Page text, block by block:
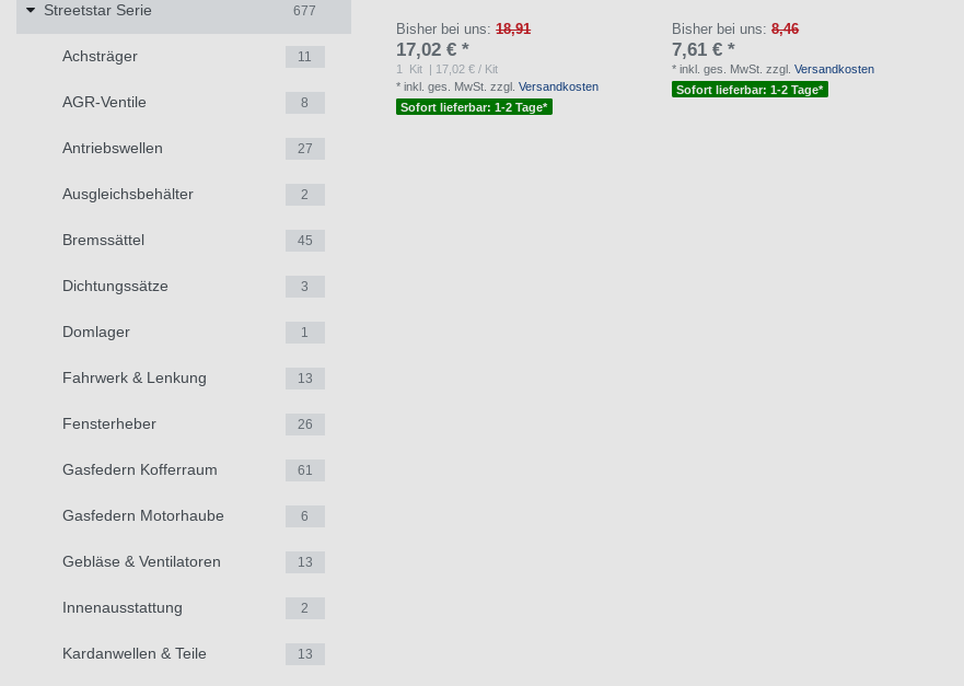
Streetstar Serie 677
Achsträger 11
AGR-Ventile 8
Antriebswellen 27
Ausgleichsbehälter 2
Bremssättel 45
Dichtungssätze 3
Domlager 1
Fahrwerk & Lenkung 13
Fensterheber 26
Gasfedern Kofferraum 61
Gasfedern Motorhaube 6
Gebläse & Ventilatoren 13
Innenausstattung 2
Kardanwellen & Teile 13
Bisher bei uns:18,91
17,02 € *
1 Kit | 17,02 € / Kit
*inkl. ges. MwSt. zzgl.Versandkosten
Sofort lieferbar: 1-2 Tage*
Bisher bei uns:8,46
7,61 € *
*inkl. ges. MwSt. zzgl.Versandkosten
Sofort lieferbar: 1-2 Tage*